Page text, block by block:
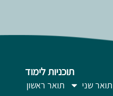
תוכניות לימוד
תואר ראשון
תואר שני